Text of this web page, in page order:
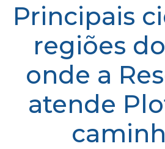
Principais
regiões
onde a
atende